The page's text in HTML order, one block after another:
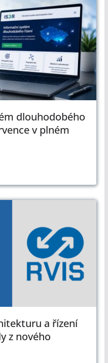
dlouhodobého
v plném
a řízení
z nového